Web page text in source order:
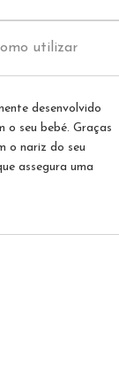
utilizar
desenvolvido
o seu bebé. Graças
o nariz do seu
assegura uma